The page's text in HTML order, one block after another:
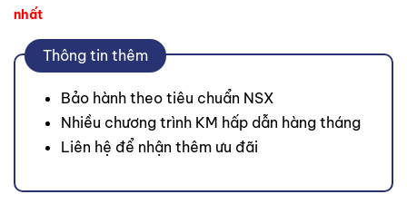
nhất
Thông tin thêm
Bảo hành theo tiêu chuẩn NSX
Nhiều chương trình KM hấp dẫn hàng tháng
Liên hệ để nhận thêm ưu đãi